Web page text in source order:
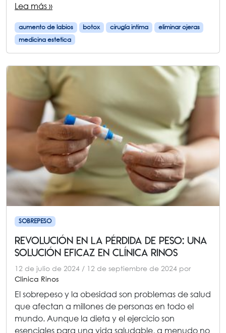
Lea más »
aumento de labios botox cirugía intima
eliminar ojeras
medicina estetica
SOBREPESO
Revolución en la Pérdida de Peso: una
Solución Eficaz en Clínica Rinos
12 de julio de 2024 / 12 de septiembre de 2024 por
Clinica Rinos
El sobrepeso y la obesidad son problemas de salud
que afectan a millones de personas en todo el
mundo. Aunque la dieta y el ejercicio son
esenciales para una vida saludable, a menudo no